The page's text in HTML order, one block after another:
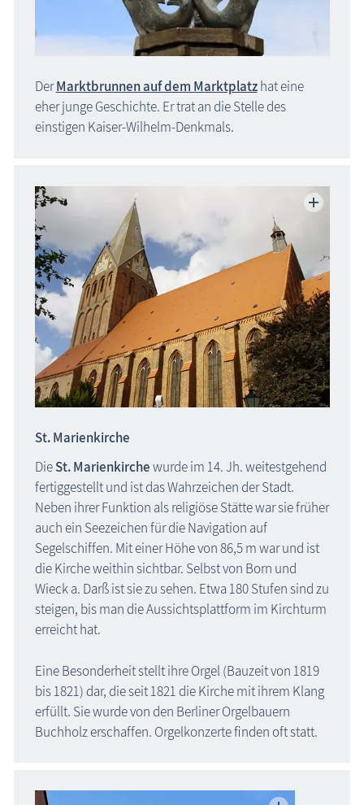
DerMarktbrunnen auf dem Marktplatzhat eine
eher junge Geschichte. Er trat an die Stelle des
einstigen Kaiser-Wilhelm-Denkmals.
St. Marienkirche
DieSt. Marienkirchewurde im 14. Jh. weitestgehend
fertiggestellt und ist das Wahrzeichen der Stadt.
Neben ihrer Funktion als religiöse Stätte war sie früher
auch ein Seezeichen für die Navigation auf
Segelschiffen. Mit einer Höhe von 86,5 m war und ist
die Kirche weithin sichtbar. Selbst von Born und
Wieck a. Darß ist sie zu sehen. Etwa 180 Stufen sind zu
steigen, bis man die Aussichtsplattform im Kirchturm
erreicht hat.
Eine Besonderheit stellt ihre Orgel (Bauzeit von 1819
bis 1821) dar, die seit 1821 die Kirche mit ihrem Klang
erfüllt. Sie wurde von den Berliner Orgelbauern
Buchholz erschaffen. Orgelkonzerte finden oft statt.